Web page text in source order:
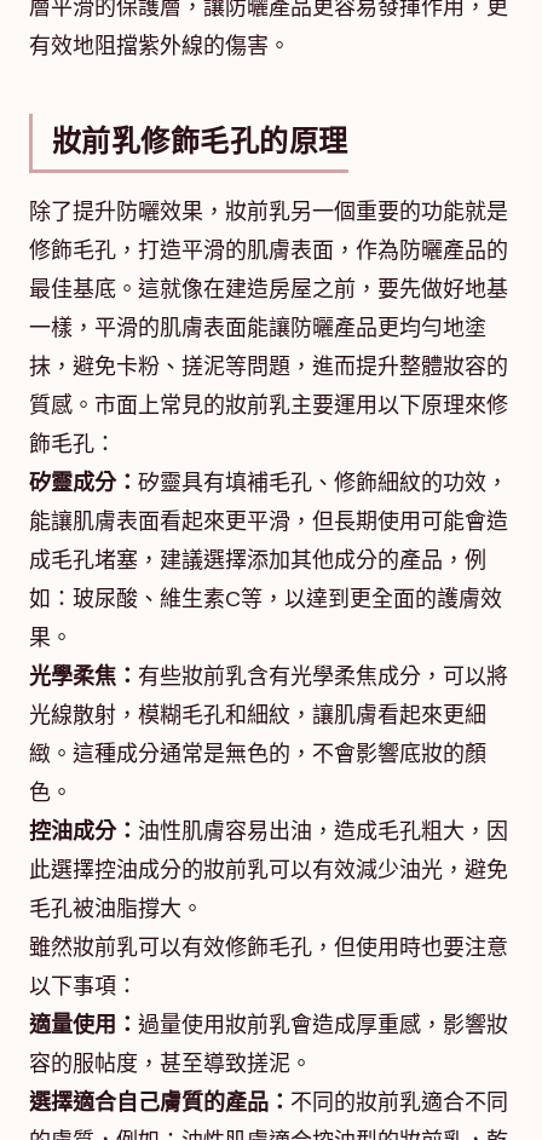
層平滑的保護層，讓防曬產品更容易發揮作用，更
有效地阻擋紫外線的傷害。
妝前乳修飾毛孔的原理
除了提升防曬效果，妝前乳另一個重要的功能就是
修飾毛孔，打造平滑的肌膚表面，作為防曬產品的
最佳基底。這就像在建造房屋之前，要先做好地基
一樣，平滑的肌膚表面能讓防曬產品更均勻地塗
抹，避免卡粉、搓泥等問題，進而提升整體妝容的
質感。市面上常見的妝前乳主要運用以下原理來修
飾毛孔：
矽靈成分： 矽靈具有填補毛孔、修飾細紋的功效，
能讓肌膚表面看起來更平滑，但長期使用可能會造
成毛孔堵塞，建議選擇添加其他成分的產品，例
如：玻尿酸、維生素C等，以達到更全面的護膚效
果。
光學柔焦： 有些妝前乳含有光學柔焦成分，可以將
光線散射，模糊毛孔和細紋，讓肌膚看起來更細
緻。這種成分通常是無色的，不會影響底妝的顏
色。
控油成分： 油性肌膚容易出油，造成毛孔粗大，因
此選擇控油成分的妝前乳可以有效減少油光，避免
毛孔被油脂撐大。
雖然妝前乳可以有效修飾毛孔，但使用時也要注意
以下事項：
適量使用： 過量使用妝前乳會造成厚重感，影響妝
容的服帖度，甚至導致搓泥。
選擇適合自己膚質的產品： 不同的妝前乳適合不同